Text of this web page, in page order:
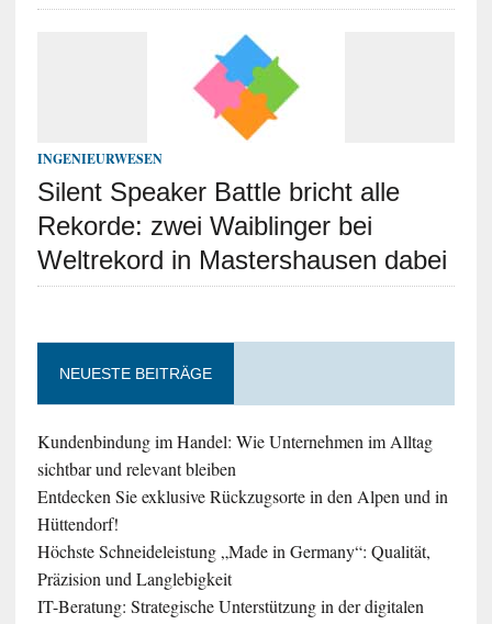
INGENIEURWESEN
Silent Speaker Battle bricht alle
Rekorde: zwei Waiblinger bei
Weltrekord in Mastershausen dabei
NEUESTE BEITRÄGE
Kundenbindung im Handel: Wie Unternehmen im Alltag
sichtbar und relevant bleiben
Entdecken Sie exklusive Rückzugsorte in den Alpen und in
Hüttendorf!
Höchste Schneideleistung „Made in Germany“: Qualität,
Präzision und Langlebigkeit
IT-Beratung: Strategische Unterstützung in der digitalen